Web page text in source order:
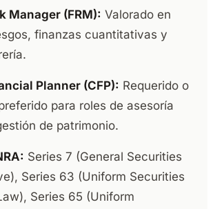
Manager (FRM): Valorado en
finanzas cuantitativas y
Planner (CFP): Requerido o
para roles de asesoría
de patrimonio.
Series 7 (General Securities
Series 63 (Uniform Securities
Series 65 (Uniform